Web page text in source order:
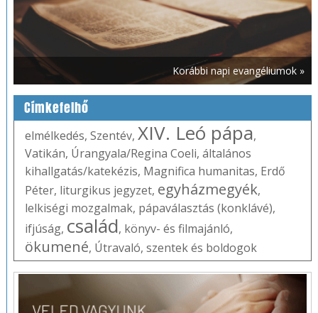
Korábbi napi evangéliumok »
Címkefelhő
elmélkedés, Szentév, XIV. Leó pápa,
Vatikán, Úrangyala/Regina Coeli, általános
kihallgatás/katekézis, Magnifica humanitas, Erdő
Péter, liturgikus jegyzet, egyházmegyék,
lelkiségi mozgalmak, pápaválasztás (konklávé),
ifjúság, család, könyv- és filmajánló,
ökumené, Útravaló, szentek és boldogok